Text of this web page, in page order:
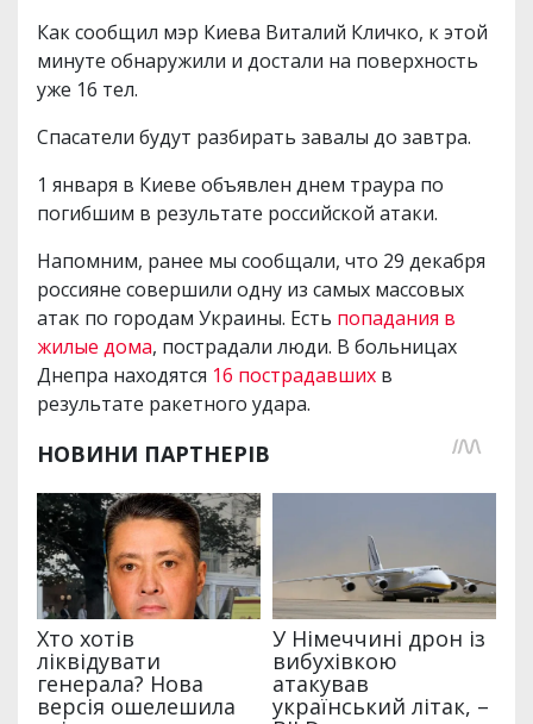
Как сообщил мэр Киева Виталий Кличко, к этой
минуте обнаружили и достали на поверхность
уже 16 тел.
Спасатели будут разбирать завалы до завтра.
1 января в Киеве объявлен днем траура по
погибшим в результате российской атаки.
Напомним, ранее мы сообщали, что 29 декабря
россияне совершили одну из самых массовых
атак по городам Украины. Есть попадания в
жилые дома, пострадали люди. В больницах
Днепра находятся 16 пострадавших в
результате ракетного удара.